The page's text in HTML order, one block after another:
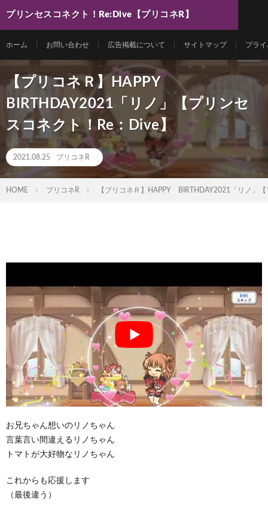
プリンセスコネクト！Re:Dive【プリコネR】
ホーム お問い合わせ 広告掲載について サイトマップ プラ
【プリコネＲ】HAPPY
BIRTHDAY2021「リノ」【プリンセ
スコネクト！Re：Dive】
2021.08.25 プリコネR
HOME プリコネR 【プリコネＲ】HAPPY BIRTHDAY2021「リノ」
お兄ちゃん想いのリノちゃん
言葉言い間違えるリノちゃん
トマトが大好物なリノちゃん
これからも応援します
（最後違う）